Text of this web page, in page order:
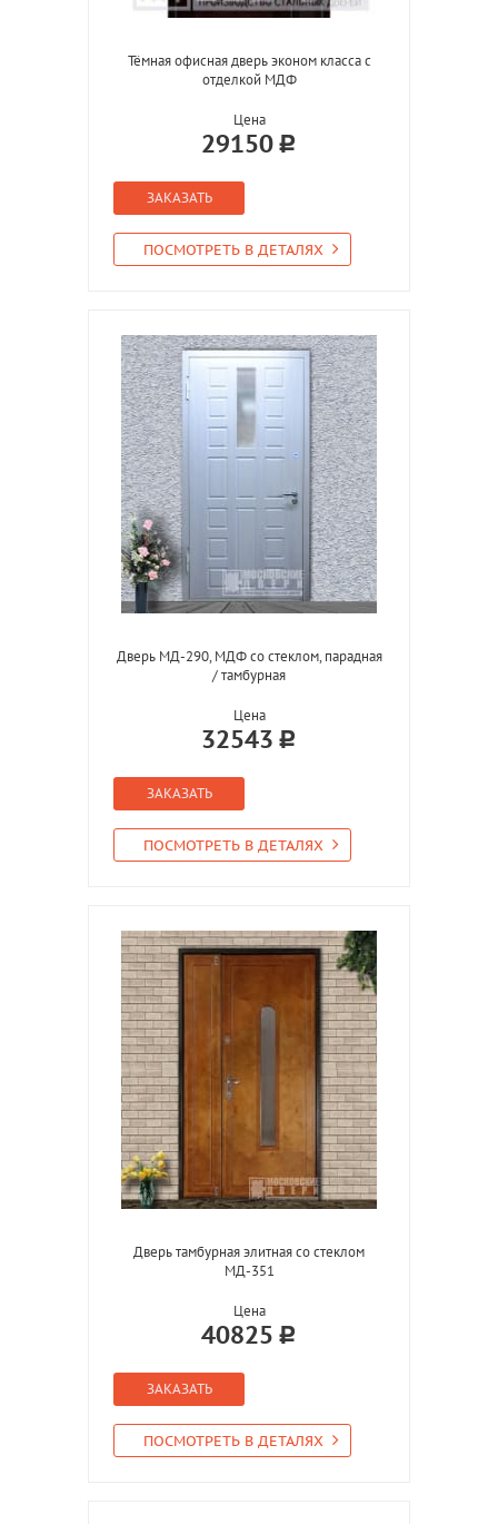
Тёмная офисная дверь эконом класса с
отделкой МДФ
Цена
29150
ЗАКАЗАТЬ
ПОСМОТРЕТЬ В ДЕТАЛЯХ
Дверь МД-290, МДФ со стеклом, парадная
/ тамбурная
Цена
32543
ЗАКАЗАТЬ
ПОСМОТРЕТЬ В ДЕТАЛЯХ
Дверь тамбурная элитная со стеклом
МД-351
Цена
40825
ЗАКАЗАТЬ
ПОСМОТРЕТЬ В ДЕТАЛЯХ